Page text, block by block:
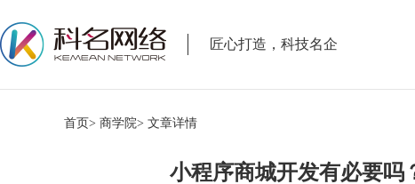
匠心打造，科技名企
首页> 商学院> 文章详情
小程序商城开发有必要吗